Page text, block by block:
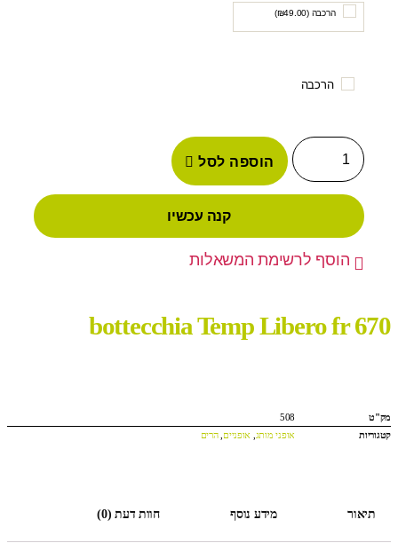
הרכבה ( ₪49.00
)
הרכבה
הוספה לסל
קנה עכשיו
הוסף לרשימת המשאלות
bottecchia Temp Libero fr 670
מק"ט
508
קטגוריות
אופני מותג אופניים ,הרים
תיאור מידע נוסף חוות דעת (0)